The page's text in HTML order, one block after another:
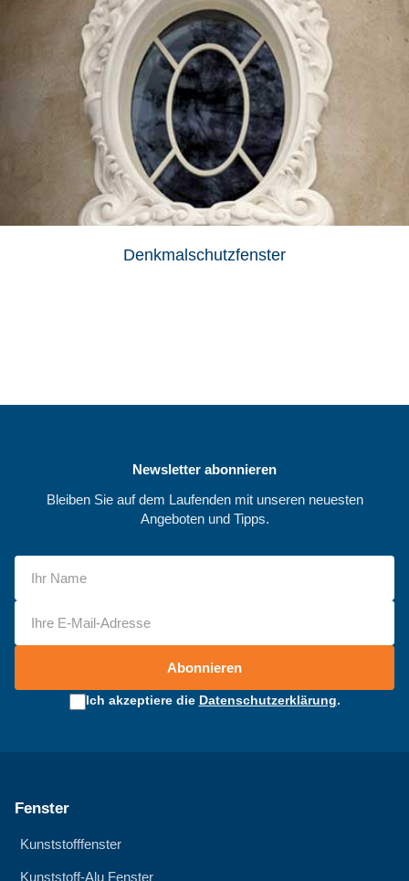
Denkmalschutzfenster
Newsletter abonnieren
Bleiben Sie auf dem Laufenden mit unseren neuesten
Angeboten und Tipps.
Abonnieren
Ich akzeptiere die Datenschutzerklärung.
Fenster
Kunststofffenster
Kunststoff-Alu Fenster